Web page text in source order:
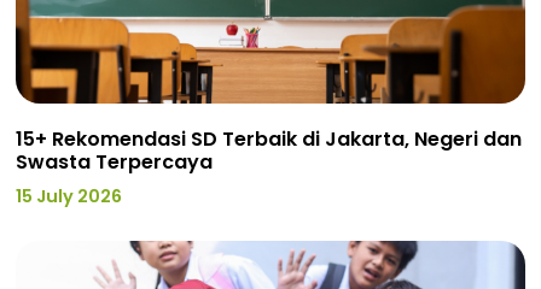
15+ Rekomendasi SD Terbaik di Jakarta, Negeri dan
Swasta Terpercaya
15 July 2026